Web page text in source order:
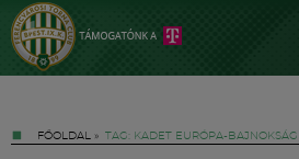
FŐOLDAL » TAG: KADET EURÓPA-BAJNOKSÁG